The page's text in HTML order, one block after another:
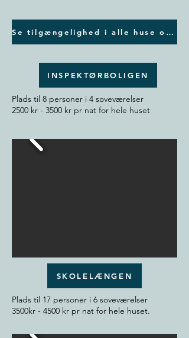
Se tilgængelighed i alle huse og book
INSPEKTØRBOLIGEN
Plads til 8 personer i 4 soveværelser
2500 kr - 3500 kr pr nat for hele huset
SKOLELÆNGEN
Plads til 17 personer i 6 soveværelser
3500kr - 4500 kr pr nat for hele huset.